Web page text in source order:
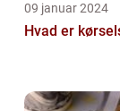
09 januar 2024
Hvad er